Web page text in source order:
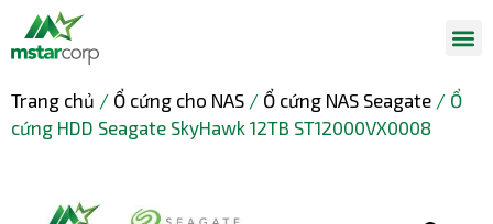
Trang chủ / Ổ cứng cho NAS / Ổ cứng NAS Seagate / Ổ
cứng HDD Seagate SkyHawk 12TB ST12000VX0008